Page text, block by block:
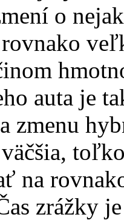
o
auta je
zmenu
na
zrážky